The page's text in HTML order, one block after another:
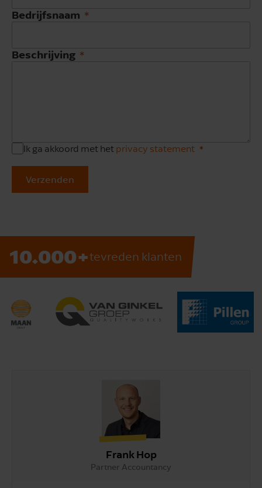
Bedrijfsnaam
Beschrijving
Ik ga akkoord met het privacy statement
Verzenden
10.000+tevreden klanten
Frank Hop
Partner Accountancy